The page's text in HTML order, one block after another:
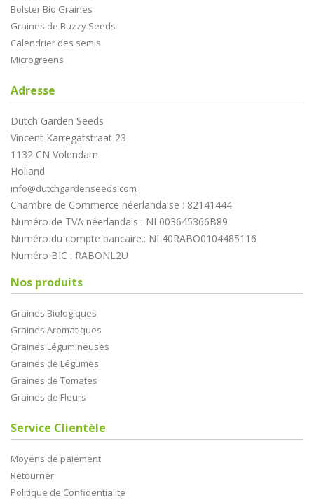
Bolster Bio Graines
Graines de Buzzy Seeds
Calendrier des semis
Microgreens
Adresse
Dutch Garden Seeds
Vincent Karregatstraat 23
1132 CN Volendam
Holland
info@dutchgardenseeds.com
Chambre de Commerce néerlandaise : 82141444
Numéro de TVA néerlandais : NL003645366B89
Numéro du compte bancaire.: NL40RABO0104485116
Numéro BIC : RABONL2U
Nos produits
Graines Biologiques
Graines Aromatiques
Graines Légumineuses
Graines de Légumes
Graines de Tomates
Graines de Fleurs
Service Clientèle
Moyens de paiement
Retourner
Politique de Confidentialité